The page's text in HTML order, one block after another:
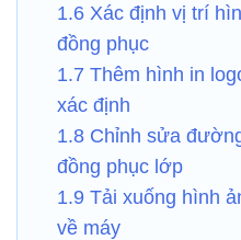
1.6 Xác định vị trí
đồng phục
1.7 Thêm hình in
xác định
1.8 Chỉnh sửa
đồng phục lớp
1.9 Tải xuống hình
về máy